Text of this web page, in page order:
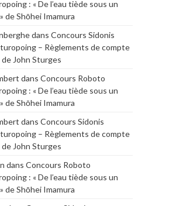
: « De l’eau tiède sous un
de Shōhei Imamura
dans Concours Sidonis
– Règlements de compte
John Sturges
dans Concours Roboto
: « De l’eau tiède sous un
de Shōhei Imamura
dans Concours Sidonis
– Règlements de compte
John Sturges
dans Concours Roboto
: « De l’eau tiède sous un
de Shōhei Imamura